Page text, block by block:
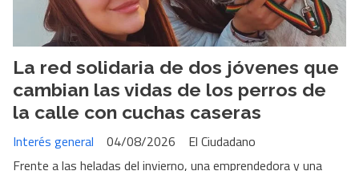
La red solidaria de dos jóvenes que
cambian las vidas de los perros de
la calle con cuchas caseras
El Ciudadano
Interés general
04/08/2026
Frente a las heladas del invierno, una emprendedora y una